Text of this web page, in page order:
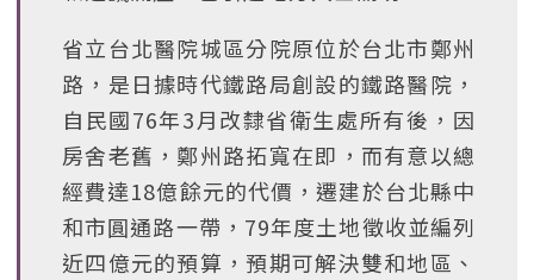
省立台北醫院城區分院原位於台北市鄭州
路，是日據時代鐵路局創設的鐵路醫院，
自民國76年3月改隸省衛生處所有後，因
房舍老舊，鄭州路拓寬在即，而有意以總
經費達18億餘元的代價，遷建於台北縣中
和市圓通路一帶，79年度土地徵收並編列
近四億元的預算，預期可解決雙和地區、